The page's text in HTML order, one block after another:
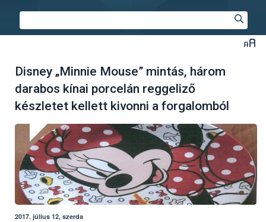
Disney „Minnie Mouse” mintás, három
darabos kínai porcelán reggeliző
készletet kellett kivonni a forgalomból
2017. július 12, szerda